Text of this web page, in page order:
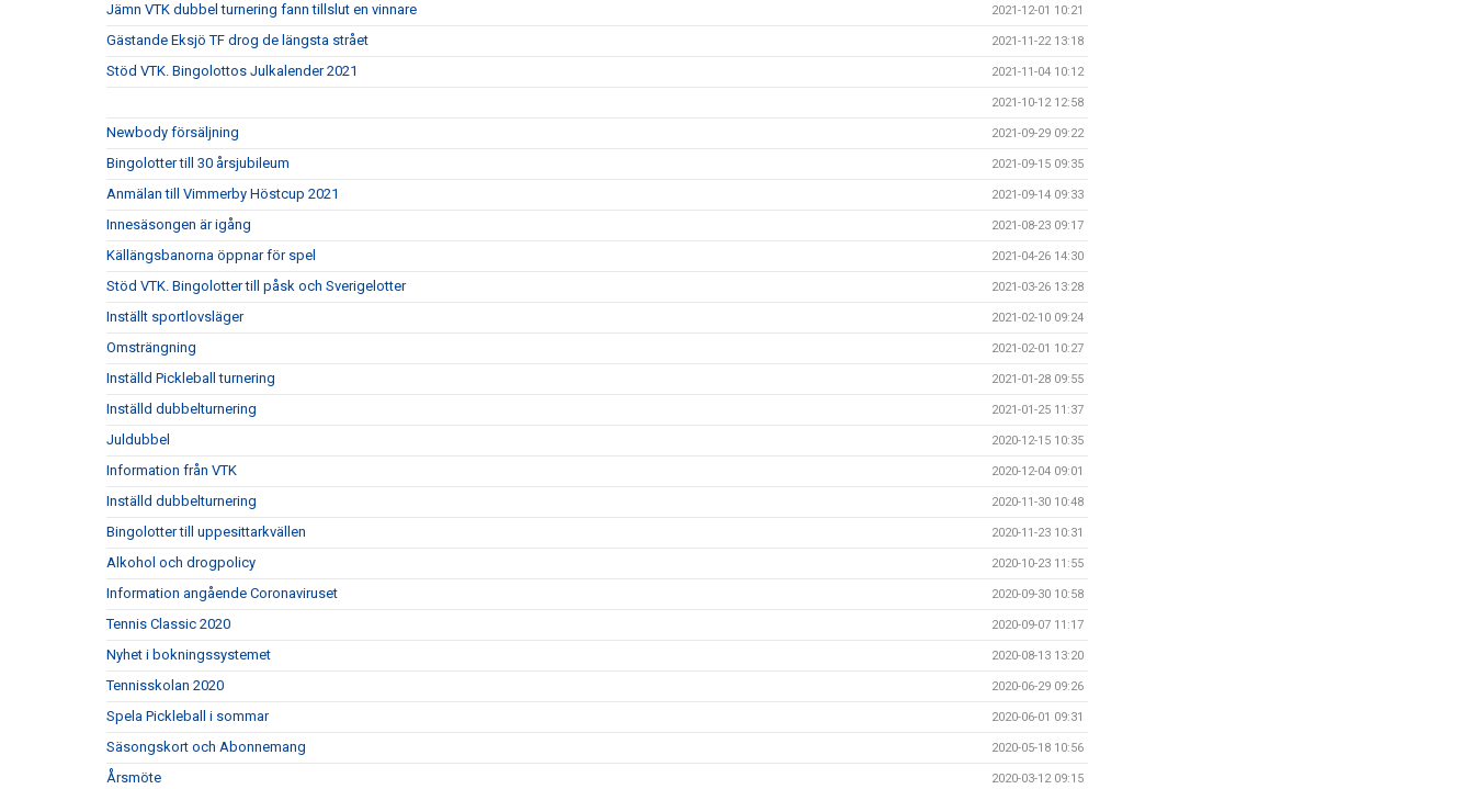
Jämn VTK dubbel turnering fann tillslut en vinnare 2021-12-01 10:21
Gästande Eksjö TF drog de längsta strået 2021-11-22 13:18
Stöd VTK. Bingolottos Julkalender 2021 2021-11-04 10:12
2021-10-12 12:58
Newbody försäljning 2021-09-29 09:22
Bingolotter till 30 årsjubileum 2021-09-15 09:35
Anmälan till Vimmerby Höstcup 2021 2021-09-14 09:33
Innesäsongen är igång 2021-08-23 09:17
Källängsbanorna öppnar för spel 2021-04-26 14:30
Stöd VTK. Bingolotter till påsk och Sverigelotter 2021-03-26 13:28
Inställt sportlovsläger 2021-02-10 09:24
Omsträngning 2021-02-01 10:27
Inställd Pickleball turnering 2021-01-28 09:55
Inställd dubbelturnering 2021-01-25 11:37
Juldubbel 2020-12-15 10:35
Information från VTK 2020-12-04 09:01
Inställd dubbelturnering 2020-11-30 10:48
Bingolotter till uppesittarkvällen 2020-11-23 10:31
Alkohol och drogpolicy 2020-10-23 11:55
Information angående Coronaviruset 2020-09-30 10:58
Tennis Classic 2020 2020-09-07 11:17
Nyhet i bokningssystemet 2020-08-13 13:20
Tennisskolan 2020 2020-06-29 09:26
Spela Pickleball i sommar 2020-06-01 09:31
Säsongskort och Abonnemang 2020-05-18 10:56
Årsmöte 2020-03-12 09:15